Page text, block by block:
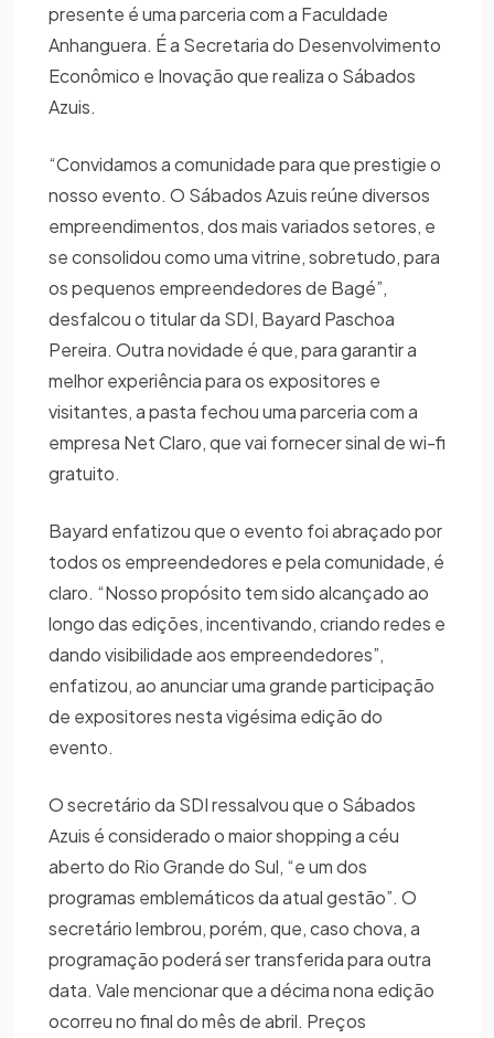
presente é uma parceria com a Faculdade
Anhanguera. É a Secretaria do Desenvolvimento
Econômico e Inovação que realiza o Sábados
Azuis.
“Convidamos a comunidade para que prestigie o
nosso evento. O Sábados Azuis reúne diversos
empreendimentos, dos mais variados setores, e
se consolidou como uma vitrine, sobretudo, para
os pequenos empreendedores de Bagé”,
desfalcou o titular da SDI, Bayard Paschoa
Pereira. Outra novidade é que, para garantir a
melhor experiência para os expositores e
visitantes, a pasta fechou uma parceria com a
empresa Net Claro, que vai fornecer sinal de wi-fi
gratuito.
Bayard enfatizou que o evento foi abraçado por
todos os empreendedores e pela comunidade, é
claro. “Nosso propósito tem sido alcançado ao
longo das edições, incentivando, criando redes e
dando visibilidade aos empreendedores”,
enfatizou, ao anunciar uma grande participação
de expositores nesta vigésima edição do
evento.
O secretário da SDI ressalvou que o Sábados
Azuis é considerado o maior shopping a céu
aberto do Rio Grande do Sul, “e um dos
programas emblemáticos da atual gestão”. O
secretário lembrou, porém, que, caso chova, a
programação poderá ser transferida para outra
data. Vale mencionar que a décima nona edição
ocorreu no final do mês de abril. Preços